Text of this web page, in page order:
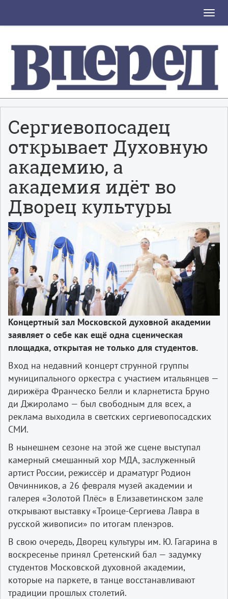
Toggle
Сергиевопосадец
открывает Духовную
академию, а
академия идёт во
Дворец культуры
Концертный зал Московской духовной академии
заявляет о себе как ещё одна сценическая
площадка, открытая не только для студентов.
Вход на недавний концерт струнной группы
муниципального оркестра с участием итальянцев —
дирижёра Франческо Белли и кларнетиста Бруно
ди Джироламо — был свободным для всех, а
реклама выходила в светских сергиевопосадских
СМИ.
В нынешнем сезоне на этой же сцене выступал
камерный смешанный хор МДА, заслуженный
артист России, режиссёр и драматург Родион
Овчинников, а 26 февраля музей академии и
галерея «Золотой Плёс» в Елизаветинском зале
открывают выставку «Троице-Сергиева Лавра в
русской живописи» по итогам пленэров.
В свою очередь, Дворец культуры им. Ю. Гагарина в
воскресенье принял Сретенский бал — задумку
студентов Московской духовной академии,
которые на паркете, в танце восстанавливают
традиции прошлых столетий.